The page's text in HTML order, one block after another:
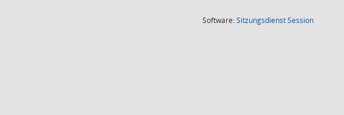
Software:SitzungsdienstSession(Wird in